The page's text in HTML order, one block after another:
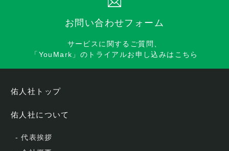
お問い合わせフォーム
サービスに関するご質問、
「YouMark」のトライアルお申し込みはこちら
佑人社トップ
佑人社について
- 代表挨拶